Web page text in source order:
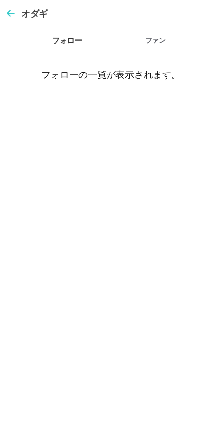
オダギ
フォロー ファン
フォローの一覧が表示されます。